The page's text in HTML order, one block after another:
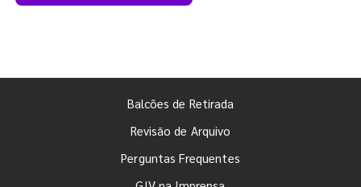
Balcões de Retirada
Revisão de Arquivo
Perguntas Frequentes